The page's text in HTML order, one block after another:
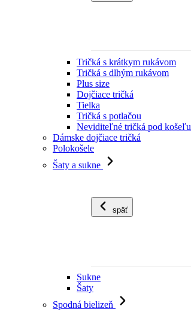
Tričká s krátkym rukávom
Tričká s dlhým rukávom
Plus size
Dojčiace tričká
Tielka
Tričká s potlačou
Neviditeľné tričká pod košeľu
Dámske dojčiace tričká
Polokošele
Šaty a sukne
späť
Sukne
Šaty
Spodná bielizeň